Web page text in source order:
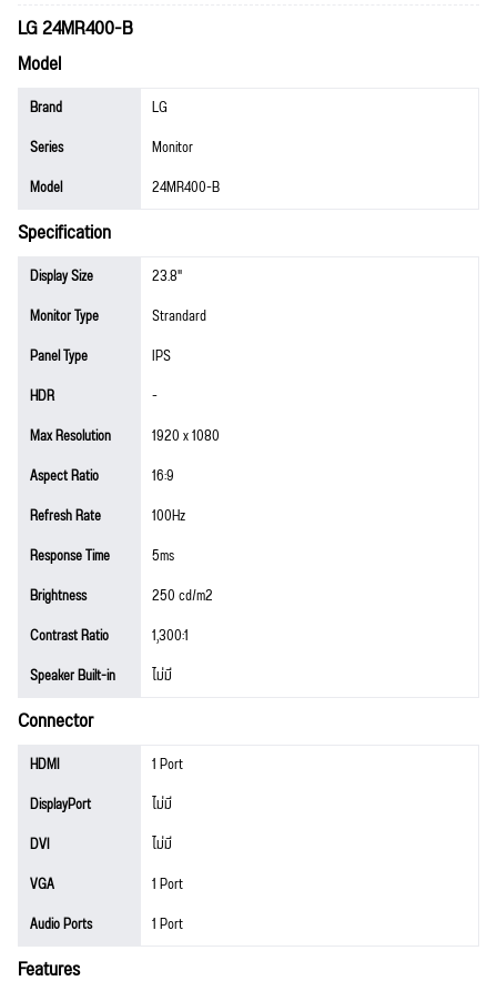
LG 24MR400-B
Model
Brand
LG
Series
Monitor
Model
24MR400-B
Specification
Display Size
23.8"
Monitor Type
Strandard
Panel Type
IPS
HDR
-
Max Resolution
1920 x 1080
Aspect Ratio
16:9
Refresh Rate
100Hz
Response Time
5ms
Brightness
250 cd/m2
Contrast Ratio
1,300:1
Speaker Built-in
ไม่มี
Connector
HDMI
1 Port
DisplayPort
ไม่มี
DVI
ไม่มี
VGA
1 Port
Audio Ports
1 Port
Features